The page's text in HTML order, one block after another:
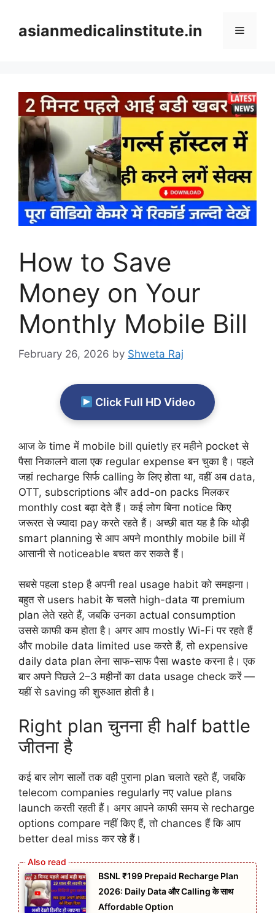
contentasianmedicalinstitute.in Menu
How to Save
Money on Your
Monthly Mobile Bill
February 26, 2026 by Shweta Raj
Click Full HD Video
आज के time में mobile bill quietly हर महीने pocket से
पैसा निकालने वाला एक regular expense बन चुका है। पहले
जहां recharge सिर्फ calling के लिए होता था, वहीं अब data,
OTT, subscriptions और add-on packs मिलकर
monthly cost बढ़ा देते हैं। कई लोग बिना notice किए
जरूरत से ज्यादा pay करते रहते हैं। अच्छी बात यह है कि थोड़ी
smart planning से आप अपने monthly mobile bill में
आसानी से noticeable बचत कर सकते हैं।
सबसे पहला step है अपनी real usage habit को समझना।
बहुत से users habit के चलते high-data या premium
plan लेते रहते हैं, जबकि उनका actual consumption
उससे काफी कम होता है। अगर आप mostly Wi-Fi पर रहते हैं
और mobile data limited use करते हैं, तो expensive
daily data plan लेना साफ-साफ पैसा waste करना है। एक
बार अपने पिछले 2–3 महीनों का data usage check करें —
यहीं से saving की शुरुआत होती है।
Right plan चुनना ही half battle
जीतना है
कई बार लोग सालों तक वही पुराना plan चलाते रहते हैं, जबकि
telecom companies regularly नए value plans
launch करती रहती हैं। अगर आपने काफी समय से recharge
options compare नहीं किए हैं, तो chances हैं कि आप
better deal miss कर रहे हैं।
BSNL ₹199 Prepaid Recharge Plan
2026: Daily Data और Calling के साथ
Affordable Option